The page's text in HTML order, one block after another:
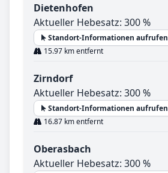
Dietenhofen
Aktueller Hebesatz: 300 %
Standort-Informationen aufrufen
15.97 km entfernt
Zirndorf
Aktueller Hebesatz: 300 %
Standort-Informationen aufrufen
16.87 km entfernt
Oberasbach
Aktueller Hebesatz: 300 %